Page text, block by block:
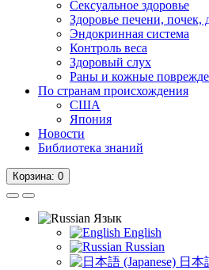
Сексуальное здоровье
Здоровье печени, почек,
Эндокринная система
Контроль веса
Здоровый слух
Раны и кожные
По странам происхождения
США
Япония
Новости
Библиотека знаний
Корзина: 0
Язык
English
Russian
日本